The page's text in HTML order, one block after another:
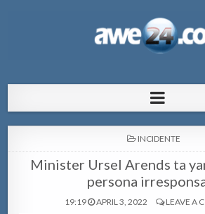
pa Aruba
POSTED
INCIDENTE
Minister Ursel Arends ta
persona
19:19 APRIL 3, 2022 LEAVE A